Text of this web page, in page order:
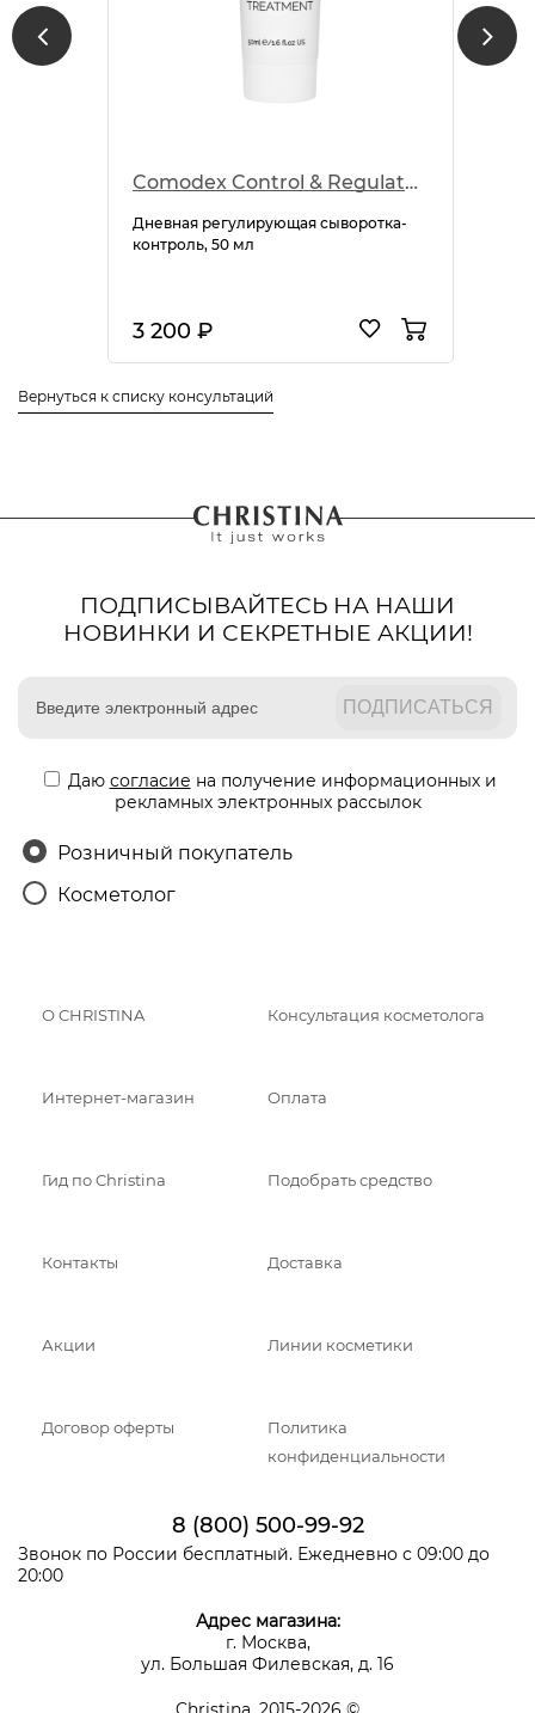
Comodex Control & Regulate Day Treatment
Дневная регулирующая сыворотка-
контроль, 50 мл
3 200 ₽
Вернуться к списку консультаций
ПОДПИСЫВАЙТЕСЬ НА НАШИ
НОВИНКИ И СЕКРЕТНЫЕ АКЦИИ!
Даю согласие на получение информационных и
рекламных электронных рассылок
Розничный покупатель
Косметолог
О CHRISTINA Консультация косметолога
Интернет-магазин Оплата
Гид по Christina Подобрать средство
Контакты Доставка
Акции Линии косметики
Договор оферты
Политика
конфиденциальности
8 (800) 500-99-92
Звонок по России бесплатный. Ежедневно с 09:00 до
20:00
Адрес магазина:
г. Москва,
ул. Большая Филевская, д. 16